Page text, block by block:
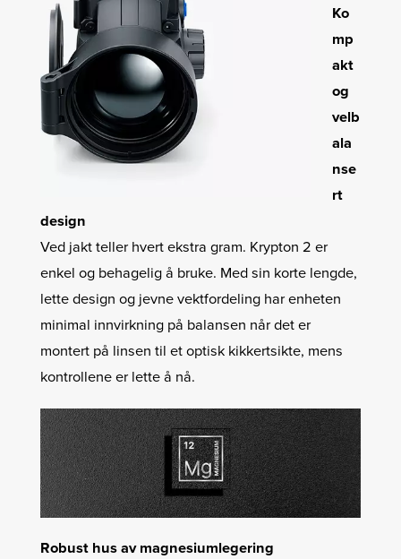
Ko
mp
akt
og
velb
ala
nse
rt
design
Ved jakt teller hvert ekstra gram. Krypton 2 er
enkel og behagelig å bruke. Med sin korte lengde,
lette design og jevne vektfordeling har enheten
minimal innvirkning på balansen når det er
montert på linsen til et optisk kikkertsikte, mens
kontrollene er lette å nå.
Robust hus av magnesiumlegering